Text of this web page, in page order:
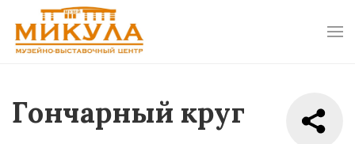
Гончарный круг